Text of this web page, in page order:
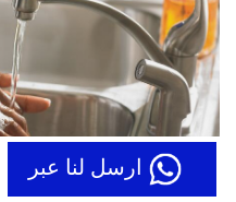
ارسل لنا عبر